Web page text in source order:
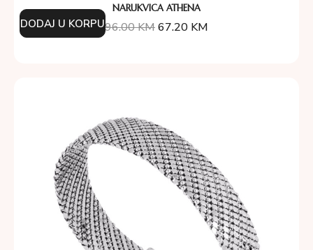
NARUKVICA ATHENA
96.00KM67.20 KM
DODAJ U KORPU